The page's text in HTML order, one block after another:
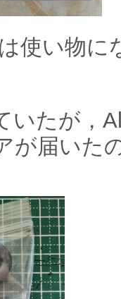
使い物に
いたが，
が届いた